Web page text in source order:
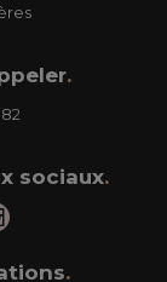
.
sociaux.
.